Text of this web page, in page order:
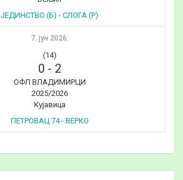
ЈЕДИНСТВО (Б) - СЛОГА (Р)
7. јун 2026.
(14)
0 - 2
ОФЛ ВЛАДИМИРЦИ
2025/2026
Кујавица
ПЕТРОВАЦ 74 - ВЕРКО